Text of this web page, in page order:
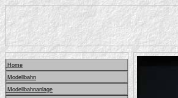
Home
Modellbahn
Modellbahnanlage